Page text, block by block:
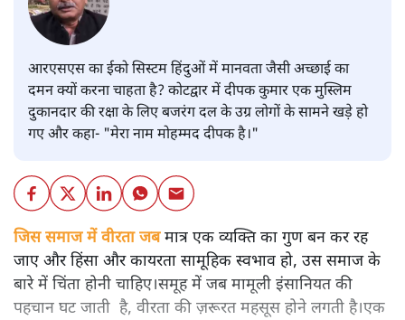
आरएसएस का ईको सिस्टम हिंदुओं में मानवता जैसी अच्छाई का
दमन क्यों करना चाहता है? कोटद्वार में दीपक कुमार एक मुस्लिम
दुकानदार की रक्षा के लिए बजरंग दल के उग्र लोगों के सामने खड़े हो
गए और कहा- "मेरा नाम मोहम्मद दीपक है।"
जिस समाज में वीरता जबमात्र एक व्यक्ति का गुण बन कर रह
जाए और हिंसा और कायरता सामूहिक स्वभाव हो, उस समाज के
बारे में चिंता होनी चाहिए।समूह में जब मामूली इंसानियत की
पहचान घट जाती है, वीरता की ज़रूरत महसूस होने लगती है।एक